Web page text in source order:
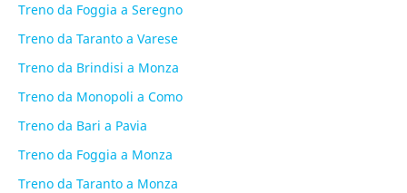
Treno da Foggia a Seregno
Treno da Taranto a Varese
Treno da Brindisi a Monza
Treno da Monopoli a Como
Treno da Bari a Pavia
Treno da Foggia a Monza
Treno da Taranto a Monza